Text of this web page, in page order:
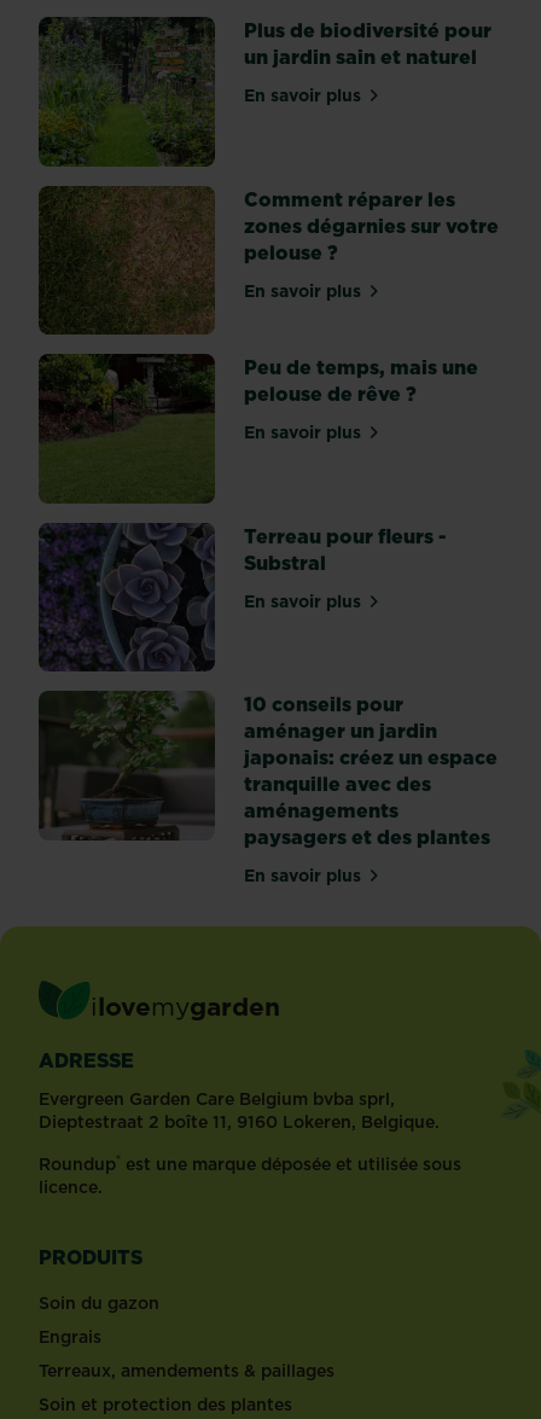
perce-
neige,
tulipe,
anémone,
jacinthe
…)
se
plantent
l’automne
assez
tôt
pour
que
leurs
racines
temps
de...
Plus de biodiversité pour
un jardin sain et naturel
En savoir plussur Plus de biodiversité
Comment réparer les
zones dégarnies sur votre
pelouse ?
En savoir plussur Comment réparer les
Peu de temps, mais une
pelouse de rêve ?
En savoir plussur Peu de temps, mais
Terreau pour fleurs -
Substral
En savoir plussur Terreau pour fleurs -
10 conseils pour
aménager un jardin
japonais: créez un espace
tranquille avec des
aménagements
paysagers et des plantes
En savoir plussur 10 conseils pour
ilovemygarden
ADRESSE
Evergreen Garden Care Belgium bvba sprl,
Dieptestraat 2 boîte 11, 9160 Lokeren, Belgique.
Roundup® est une marque déposée et utilisée sous
licence.
PRODUITS
Soin du gazon
Engrais
Terreaux, amendements & paillages
Soin et protection des plantes